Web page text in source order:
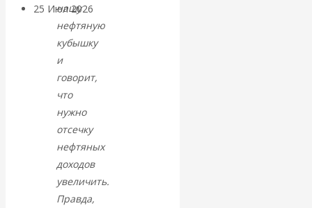
25 Июл 2026
Валентин
КАтасонов.
Может ли
Америка
покинуть НАТО?
нашу
нефтяную
кубышку
и
говорит,
что
нужно
отсечку
нефтяных
доходов
увеличить.
Правда,